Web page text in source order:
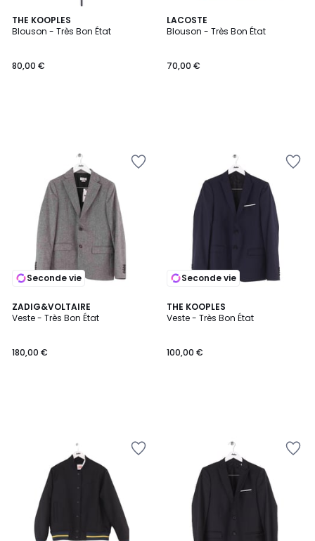
THE KOOPLES
Blouson - Très Bon État
80,00 €
LACOSTE
Blouson - Très Bon État
70,00 €
Seconde vie
ZADIG&VOLTAIRE
Veste - Très Bon État
180,00 €
Seconde vie
THE KOOPLES
Veste - Très Bon État
100,00 €